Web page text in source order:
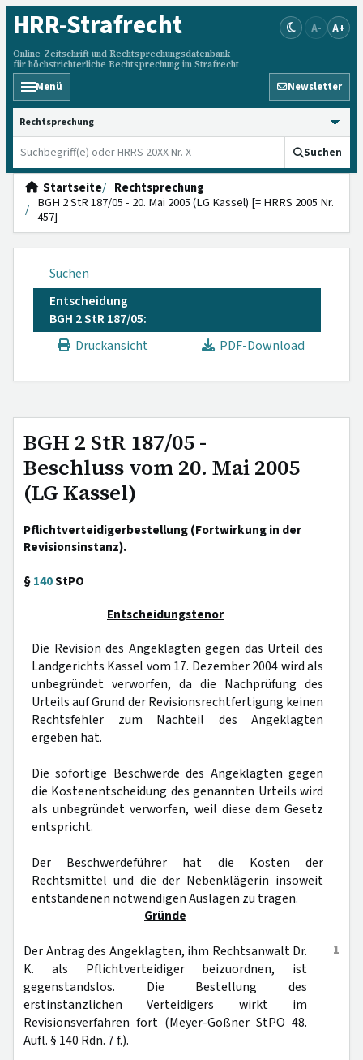
HRR-Strafrecht
Online-Zeitschrift und Rechtsprechungsdatenbank
für höchstrichterliche Rechtsprechung im Strafrecht
A- A+
Menü Newsletter
HRRS durchsuchen
Suchen
Startseite
Rechtsprechung
BGH 2 StR 187/05 - 20. Mai 2005 (LG Kassel) [= HRRS 2005 Nr.
457]
Suchen
Entscheidung
BGH 2 StR 187/05:
Druckansicht
PDF-Download
BGH 2 StR 187/05 -
Beschluss vom 20. Mai 2005
(LG Kassel)
Pflichtverteidigerbestellung (Fortwirkung in der
Revisionsinstanz).
§140StPO
Entscheidungstenor
Die Revision des Angeklagten gegen das Urteil des
Landgerichts Kassel vom 17. Dezember 2004 wird als
unbegründet verworfen, da die Nachprüfung des
Urteils auf Grund der Revisionsrechtfertigung keinen
Rechtsfehler zum Nachteil des Angeklagten
ergeben hat.
Die sofortige Beschwerde des Angeklagten gegen
die Kostenentscheidung des genannten Urteils wird
als unbegründet verworfen, weil diese dem Gesetz
entspricht.
Der Beschwerdeführer hat die Kosten der
Rechtsmittel und die der Nebenklägerin insoweit
entstandenen notwendigen Auslagen zu tragen.
Gründe
1
Der Antrag des Angeklagten, ihm Rechtsanwalt Dr.
K. als Pflichtverteidiger beizuordnen, ist
gegenstandslos. Die Bestellung des
erstinstanzlichen Verteidigers wirkt im
Revisionsverfahren fort (Meyer-Goßner StPO 48.
Aufl. § 140 Rdn. 7 f.).